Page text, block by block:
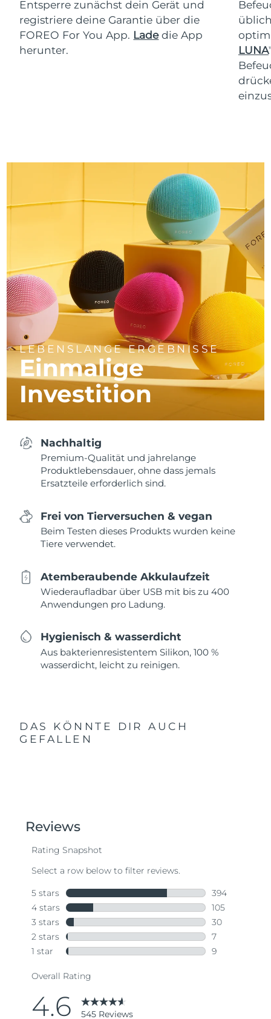
Entsperre zunächst dein Gerät und
registriere deine Garantie über die
FOREO For You App. Ladedie App
herunter.
LUNA
LEBENSLANGE ERGEBNISSE
Einmalige
Investition
Nachhaltig
Premium-Qualität und jahrelange
Produktlebensdauer, ohne dass jemals
Ersatzteile erforderlich sind.
Frei von Tierversuchen & vegan
Beim Testen dieses Produkts wurden keine
Tiere verwendet.
Atemberaubende Akkulaufzeit
Wiederaufladbar über USB mit bis zu 400
Anwendungen pro Ladung.
Hygienisch & wasserdicht
Aus bakterienresistentem Silikon, 100 %
wasserdicht, leicht zu reinigen.
DAS KÖNNTE DIR AUCH
GEFALLEN